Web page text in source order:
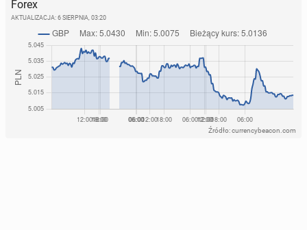
Forex
AKTUALIZACJA: 6 SIERPNIA, 03:20
Źródło: currencybeacon.com